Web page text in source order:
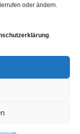
oder ändern.
.
using WordPress